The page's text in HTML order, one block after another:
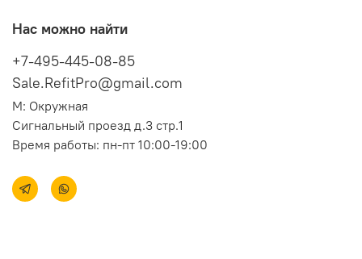
Нас можно найти
+7-495-445-08-85
Sale.RefitPro@gmail.com
М: Окружная
Сигнальный проезд д.3 стр.1
Время работы: пн-пт 10:00-19:00